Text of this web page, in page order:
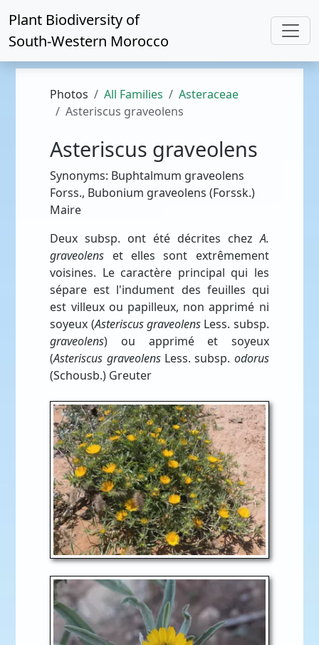
Plant Biodiversity of
South-Western Morocco
Photos All Families
Asteraceae
Asteriscus graveolens
Asteriscus graveolens
Synonyms: Buphtalmum graveolens
Forss., Bubonium graveolens (Forssk.)
Maire
Deux subsp. ont été décrites chezA.
graveolens et elles sont extrêmement
voisines. Le caractère principal qui les
sépare est l'indument des feuilles qui
est villeux ou papilleux, non apprimé ni
soyeux (Asteriscus graveolens Less. subsp.
graveolens) ou apprimé et soyeux
(Asteriscus graveolensLess. subsp. odorus
(Schousb.) Greuter